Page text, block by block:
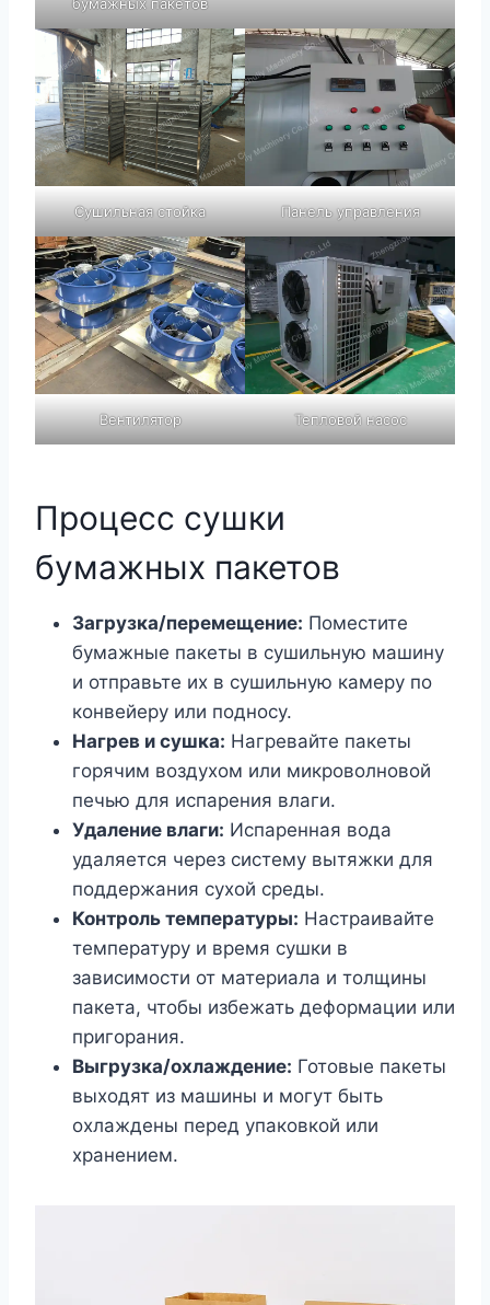
Сушильная стойка Панель управления
Вентилятор Тепловой насос
Процесс сушки
бумажных пакетов
Загрузка/перемещение: Поместите
бумажные пакеты в сушильную машину
и отправьте их в сушильную камеру по
конвейеру или подносу.
Нагрев и сушка: Нагревайте пакеты
горячим воздухом или микроволновой
печью для испарения влаги.
Удаление влаги: Испаренная вода
удаляется через систему вытяжки для
поддержания сухой среды.
Контроль температуры: Настраивайте
температуру и время сушки в
зависимости от материала и толщины
пакета, чтобы избежать деформации или
пригорания.
Выгрузка/охлаждение: Готовые пакеты
выходят из машины и могут быть
охлаждены перед упаковкой или
хранением.